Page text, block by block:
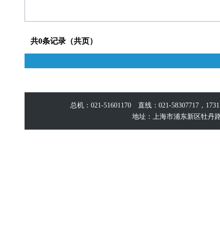
共0条记录（共页）
总机：021-51601170 直线：021-58307717，
地址：上海市浦东新区牡丹